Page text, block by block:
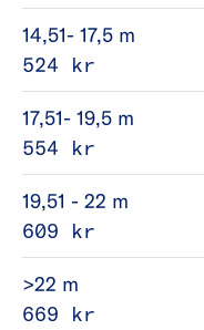
14,51- 17,5 m
524 kr
17,51- 19,5 m
554 kr
19,51 - 22 m
609 kr
>22 m
669 kr